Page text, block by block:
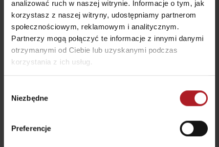
analizować ruch w naszej witrynie. Informacje o tym, jak
korzystasz z naszej witryny, udostępniamy partnerom
społecznościowym, reklamowym i analitycznym.
Partnerzy mogą połączyć te informacje z innymi danymi
otrzymanymi od Ciebie lub uzyskanymi podczas
korzystania z ich usług.
zgody
Niezbędne
Preferencje
Haluškovo
Liptovský Mikuláš
Restauracja U koníka
Liptovský Ján
wszystkie miejsca do jedzenia i picia
Atrakcje i relaks w pobliżu: